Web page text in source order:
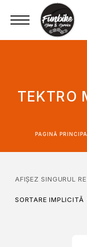
TEKTRO
PAGINĂ
AFIȘEZ SINGURUL
SORTARE IMPLICITĂ